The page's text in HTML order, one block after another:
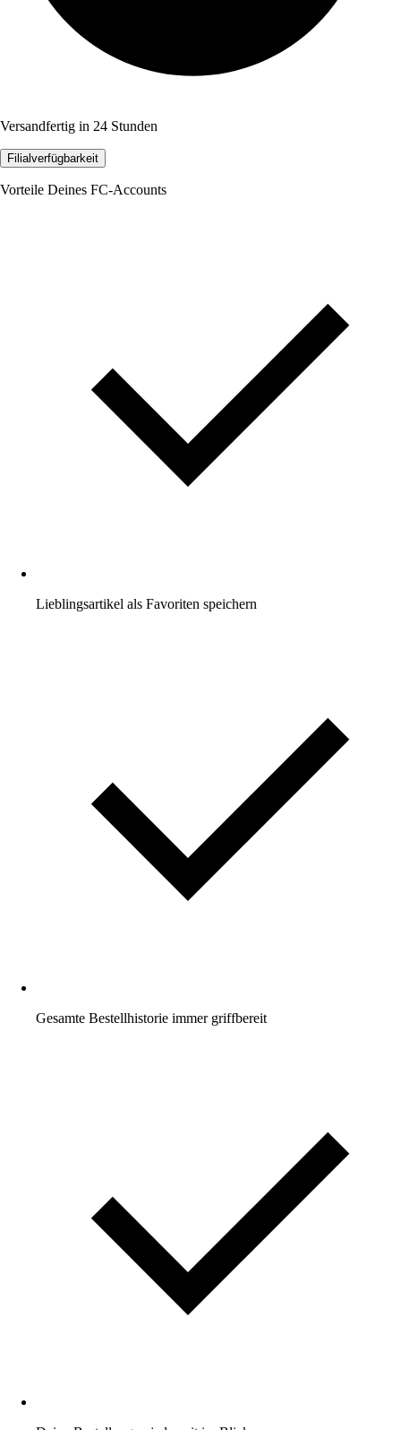
Versandfertig in 24 Stunden
Filialverfügbarkeit
Vorteile Deines FC-Accounts
Lieblingsartikel als Favoriten speichern
Gesamte Bestellhistorie immer griffbereit